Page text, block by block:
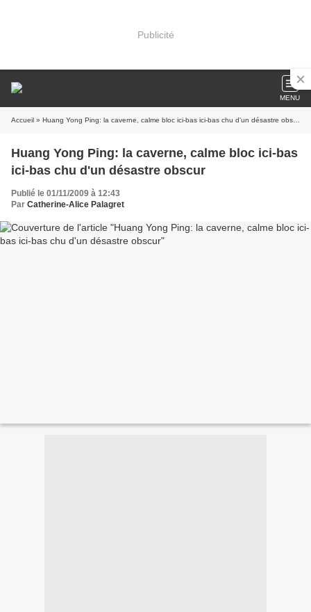
Publicité
MENU
Accueil » Huang Yong Ping: la caverne, calme bloc ici-bas ici-bas chu d'un désastre obscur
Huang Yong Ping: la caverne, calme bloc ici-bas
ici-bas chu d'un désastre obscur
Publié le 01/11/2009 à 12:43
Par Catherine-Alice Palagret